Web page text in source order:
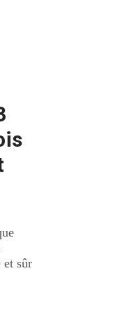
et sûr